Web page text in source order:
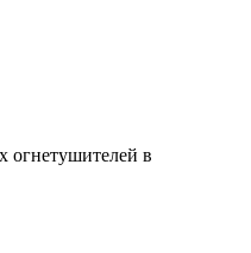
огнетушителей в